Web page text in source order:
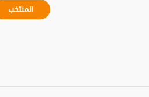
المنتخب